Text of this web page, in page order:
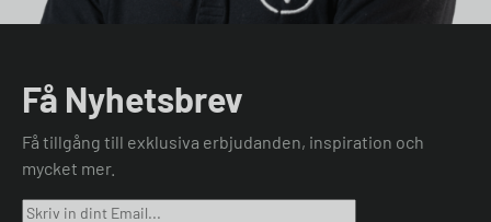
Få Nyhetsbrev
Få tillgång till exklusiva erbjudanden, inspiration och
mycket mer.